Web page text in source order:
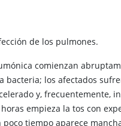
de los pulmones.
comienzan
bacteria; los afectados
y, frecuentemente,
empieza la tos con
tiempo aparece